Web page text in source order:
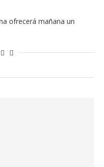
ofrecerá mañana un